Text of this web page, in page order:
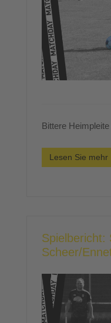
Bittere
Lesen Sie mehr
Spielbericht:
Scheer/